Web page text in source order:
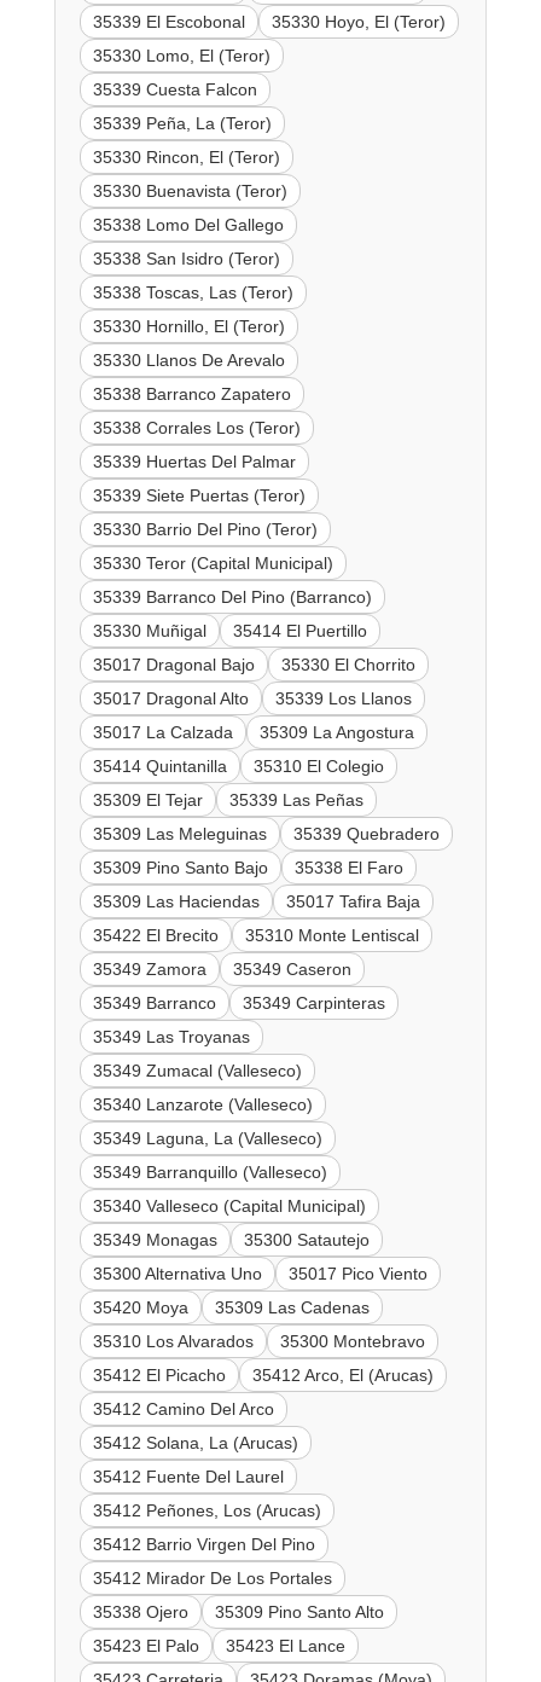
35339 El Escobonal
35330 Hoyo, El (Teror)
35330 Lomo, El (Teror)
35339 Cuesta Falcon
35339 Peña, La (Teror)
35330 Rincon, El (Teror)
35330 Buenavista (Teror)
35338 Lomo Del Gallego
35338 San Isidro (Teror)
35338 Toscas, Las (Teror)
35330 Hornillo, El (Teror)
35330 Llanos De Arevalo
35338 Barranco Zapatero
35338 Corrales Los (Teror)
35339 Huertas Del Palmar
35339 Siete Puertas (Teror)
35330 Barrio Del Pino (Teror)
35330 Teror (Capital Municipal)
35339 Barranco Del Pino (Barranco)
35330 Muñigal
35414 El Puertillo
35017 Dragonal Bajo
35330 El Chorrito
35017 Dragonal Alto
35339 Los Llanos
35017 La Calzada
35309 La Angostura
35414 Quintanilla
35310 El Colegio
35309 El Tejar
35339 Las Peñas
35309 Las Meleguinas
35339 Quebradero
35309 Pino Santo Bajo
35338 El Faro
35309 Las Haciendas
35017 Tafira Baja
35422 El Brecito
35310 Monte Lentiscal
35349 Zamora
35349 Caseron
35349 Barranco
35349 Carpinteras
35349 Las Troyanas
35349 Zumacal (Valleseco)
35340 Lanzarote (Valleseco)
35349 Laguna, La (Valleseco)
35349 Barranquillo (Valleseco)
35340 Valleseco (Capital Municipal)
35349 Monagas
35300 Satautejo
35300 Alternativa Uno
35017 Pico Viento
35420 Moya
35309 Las Cadenas
35310 Los Alvarados
35300 Montebravo
35412 El Picacho
35412 Arco, El (Arucas)
35412 Camino Del Arco
35412 Solana, La (Arucas)
35412 Fuente Del Laurel
35412 Peñones, Los (Arucas)
35412 Barrio Virgen Del Pino
35412 Mirador De Los Portales
35338 Ojero
35309 Pino Santo Alto
35423 El Palo
35423 El Lance